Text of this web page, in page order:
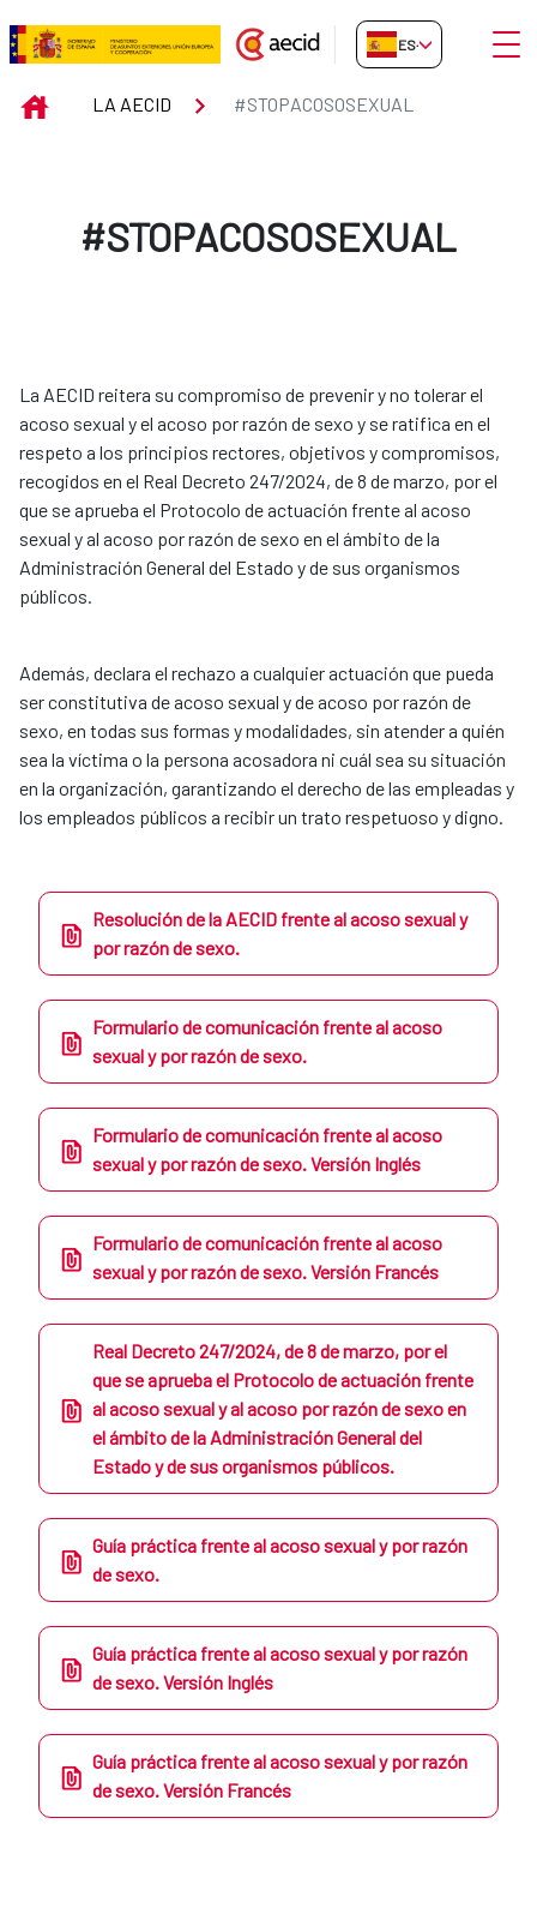
Saltar al contenido principal
#STOPACOSOSEXUAL
ES-ES Abrir
INICIOLA AECID #STOPACOSOSEXUAL
#STOPACOSOSEXUAL
La AECID reitera su compromiso de prevenir y no tolerar el
acoso sexual y el acoso por razón de sexo y se ratifica en el
respeto a los principios rectores, objetivos y compromisos,
recogidos en el Real Decreto 247/2024, de 8 de marzo, por el
que se aprueba el Protocolo de actuación frente al acoso
sexual y al acoso por razón de sexo en el ámbito de la
Administración General del Estado y de sus organismos
públicos.
Además, declara el rechazo a cualquier actuación que pueda
ser constitutiva de acoso sexual y de acoso por razón de
sexo, en todas sus formas y modalidades, sin atender a quién
sea la víctima o la persona acosadora ni cuál sea su situación
en la organización, garantizando el derecho de las empleadas y
los empleados públicos a recibir un trato respetuoso y digno.
Resolución de la AECID frente al acoso sexual y
por razón de sexo.
Formulario de comunicación frente al acoso
sexual y por razón de sexo.
Formulario de comunicación frente al acoso
sexual y por razón de sexo. Versión Inglés
Formulario de comunicación frente al acoso
sexual y por razón de sexo. Versión Francés
Real Decreto 247/2024, de 8 de marzo, por el
que se aprueba el Protocolo de actuación frente
al acoso sexual y al acoso por razón de sexo en
el ámbito de la Administración General del
Estado y de sus organismos públicos.
Guía práctica frente al acoso sexual y por razón
de sexo.
Guía práctica frente al acoso sexual y por razón
de sexo. Versión Inglés
Guía práctica frente al acoso sexual y por razón
de sexo. Versión Francés